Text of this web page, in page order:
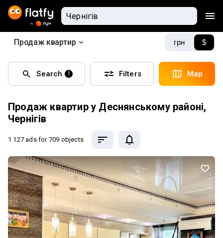
Продаж квартир грн $
Search 1 Filters Map
Продаж квартир у Деснянському районі,
Чернігів
1 127 ads for 709 objects